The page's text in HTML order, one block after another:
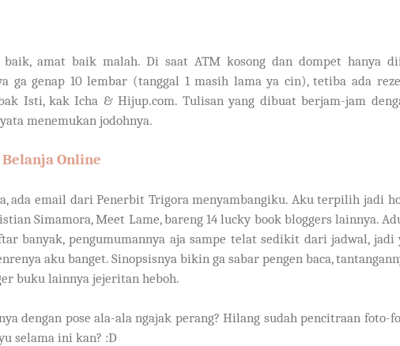
amat baik malah. Di saat ATM kosong dan dompet hanya
ga genap 10 lembar (tanggal 1 masih lama ya cin), tetiba ada
Isti, kak Icha & Hijup.com. Tulisan yang dibuat berjam-jam
menemukan jodohnya.
Online
ada email dari Penerbit Trigora menyambangiku. Aku terpilih jadi
Simamora, Meet Lame, bareng 14 lucky book bloggers lainnya.
banyak, pengumumannya aja sampe telat sedikit dari jadwal, jadi
aku banget. Sinopsisnya bikin ga sabar pengen baca,
buku lainnya jejeritan heboh.
dengan pose ala-ala ngajak perang? Hilang sudah pencitraan foto-
selama ini kan? :D